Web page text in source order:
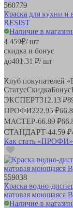
560779
Краска для кухни и
RESIST
Наличие в
4 459₽/ шт
скидка и бонус
до401.31 ₽/ шт
Клуб покупателей
СтатусСкидкаБонус
ЭКСПЕРТ312.13 ₽
ПРОФИ222.95 ₽
МАСТЕР-66.89 ₽
СТАНДАРТ-44.59 ₽
Как стать «ПРОФИ»
559038
Краска водно-
матовая моющаяся
Наличие в